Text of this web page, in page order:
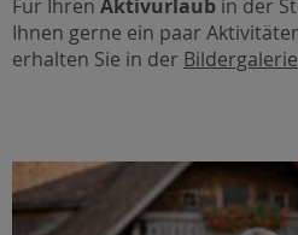
Für Ihren Aktivurlaub in der
Ihnen gerne ein paar
erhalten Sie in der Bildergalerie